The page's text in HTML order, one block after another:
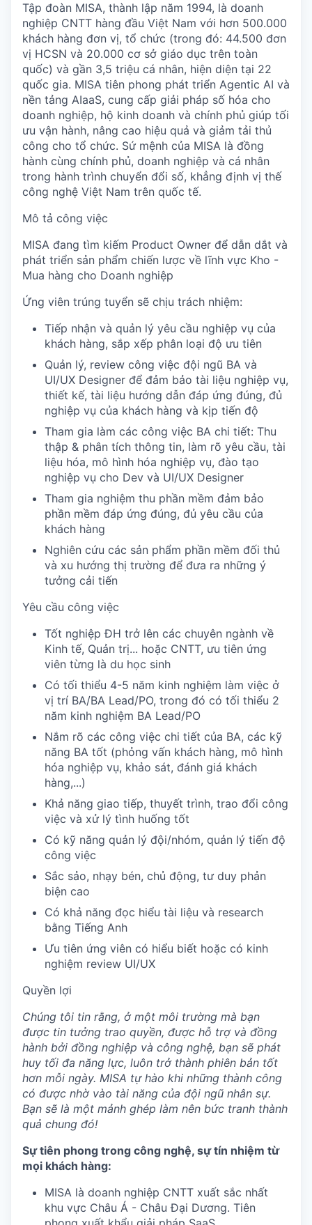
Tập đoàn MISA, thành lập năm 1994, là doanh
nghiệp CNTT hàng đầu Việt Nam với hơn 500.000
khách hàng đơn vị, tổ chức (trong đó: 44.500 đơn
vị HCSN và 20.000 cơ sở giáo dục trên toàn
quốc) và gần 3,5 triệu cá nhân, hiện diện tại 22
quốc gia. MISA tiên phong phát triển Agentic AI và
nền tảng AIaaS, cung cấp giải pháp số hóa cho
doanh nghiệp, hộ kinh doanh và chính phủ giúp tối
ưu vận hành, nâng cao hiệu quả và giảm tải thủ
công cho tổ chức. Sứ mệnh của MISA là đồng
hành cùng chính phủ, doanh nghiệp và cá nhân
trong hành trình chuyển đổi số, khẳng định vị thế
công nghệ Việt Nam trên quốc tế.
Mô tả công việc
MISA đang tìm kiếm Product Owner để dẫn dắt và
phát triển sản phẩm chiến lược về lĩnh vực Kho -
Mua hàng cho Doanh nghiệp
Ứng viên trúng tuyển sẽ chịu trách nhiệm:
Tiếp nhận và quản lý yêu cầu nghiệp vụ của
khách hàng, sắp xếp phân loại độ ưu tiên
Quản lý, review công việc đội ngũ BA và
UI/UX Designer để đảm bảo tài liệu nghiệp vụ,
thiết kế, tài liệu hướng dẫn đáp ứng đúng, đủ
nghiệp vụ của khách hàng và kịp tiến độ
Tham gia làm các công việc BA chi tiết: Thu
thập & phân tích thông tin, làm rõ yêu cầu, tài
liệu hóa, mô hình hóa nghiệp vụ, đào tạo
nghiệp vụ cho Dev và UI/UX Designer
Tham gia nghiệm thu phần mềm đảm bảo
phần mềm đáp ứng đúng, đủ yêu cầu của
khách hàng
Nghiên cứu các sản phẩm phần mềm đối thủ
và xu hướng thị trường để đưa ra những ý
tưởng cải tiến
Yêu cầu công việc
Tốt nghiệp ĐH trở lên các chuyên ngành về
Kinh tế, Quản trị... hoặc CNTT, ưu tiên ứng
viên từng là du học sinh
Có tối thiểu 4-5 năm kinh nghiệm làm việc ở
vị trí BA/BA Lead/PO, trong đó có tối thiểu 2
năm kinh nghiệm BA Lead/PO
Nắm rõ các công việc chi tiết của BA, các kỹ
năng BA tốt (phỏng vấn khách hàng, mô hình
hóa nghiệp vụ, khảo sát, đánh giá khách
hàng,...)
Khả năng giao tiếp, thuyết trình, trao đổi công
việc và xử lý tình huống tốt
Có kỹ năng quản lý đội/nhóm, quản lý tiến độ
công việc
Sắc sảo, nhạy bén, chủ động, tư duy phản
biện cao
Có khả năng đọc hiểu tài liệu và research
bằng Tiếng Anh
Ưu tiên ứng viên có hiểu biết hoặc có kinh
nghiệm review UI/UX
Quyền lợi
Chúng tôi tin rằng, ở một môi trường mà bạn
được tin tưởng trao quyền, được hỗ trợ và đồng
hành bởi đồng nghiệp và công nghệ, bạn sẽ phát
huy tối đa năng lực, luôn trở thành phiên bản tốt
hơn mỗi ngày. MISA tự hào khi những thành công
có được nhờ vào tài năng của đội ngũ nhân sự.
Bạn sẽ là một mảnh ghép làm nên bức tranh thành
quả chung đó!
Sự tiên phong trong công nghệ, sự tín nhiệm từ
mọi khách hàng:
MISA là doanh nghiệp CNTT xuất sắc nhất
khu vực Châu Á - Châu Đại Dương. Tiên